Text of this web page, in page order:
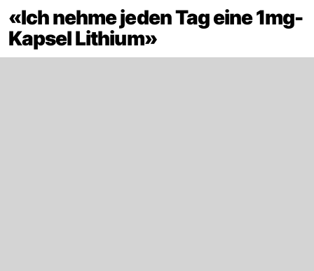
«Ich nehme jeden Tag eine 1mg-
Kapsel Lithium»